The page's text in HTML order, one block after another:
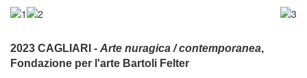
2023 CAGLIARI - Arte nuragica / contemporanea,
Fondazione per l'arte Bartoli Felter